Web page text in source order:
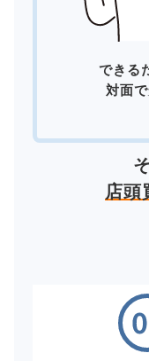
できる
対面
店頭